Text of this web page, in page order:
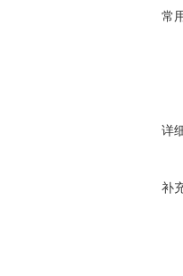
常
详
补